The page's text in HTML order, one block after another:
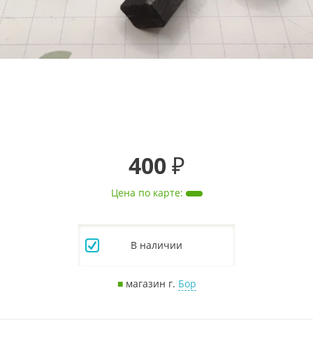
400 ₽
Цена по карте:
В наличии
■магазин г. Бор